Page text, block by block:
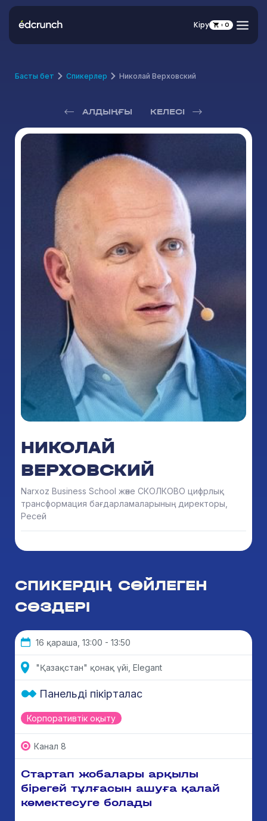
Кіру 0
Басты бет Спикерлер Николай Верховский
АЛДЫҢҒЫ КЕЛЕСІ
НИКОЛАЙ
ВЕРХОВСКИЙ
Narxoz Business School және СКОЛКОВО цифрлық
трансформация бағдарламаларының директоры,
Ресей
СПИКЕРДІҢ СӨЙЛЕГЕН
СӨЗДЕРІ
16 қараша, 13:00 - 13:50
"Қазақстан" қонақ үйі, Elegant
Корпоративтік оқыту
Панельді пікірталас
Канал 8
Стартап жобалары арқылы
бірегей тұлғасын ашуға қалай
көмектесуге болады